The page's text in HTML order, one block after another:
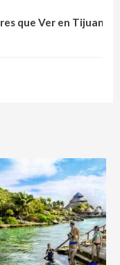
que Ver en Tijuana,